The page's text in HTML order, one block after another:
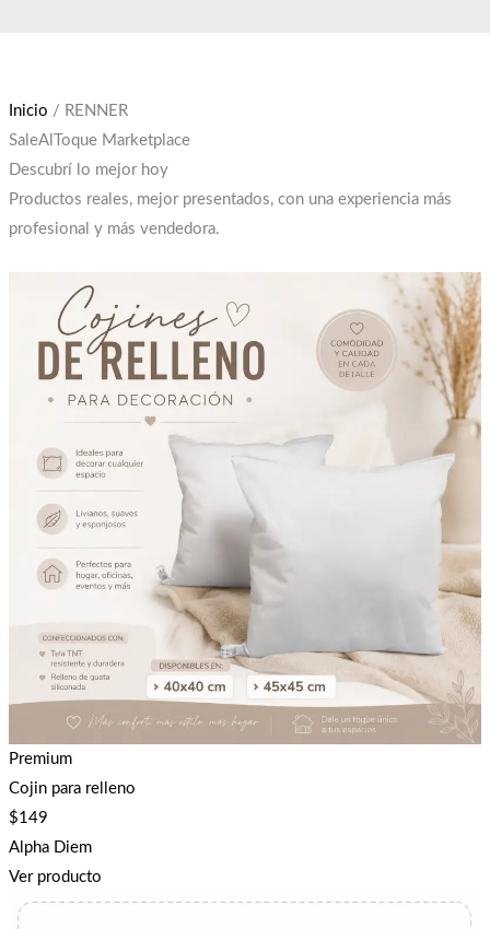
Inicio / RENNER
SaleAlToque Marketplace
Descubrí lo mejor hoy
Productos reales, mejor presentados, con una experiencia más
profesional y más vendedora.
Premium
Cojin para relleno
$149
Alpha Diem
Ver producto
era:
$12,000.
$10,000.